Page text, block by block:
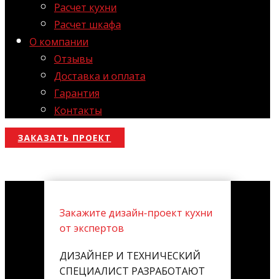
Расчет кухни
Расчет шкафа
О компании
Отзывы
Доставка и оплата
Гарантия
Контакты
ЗАКАЗАТЬ ПРОЕКТ
Закажите дизайн-проект кухни
от экспертов
ДИЗАЙНЕР И ТЕХНИЧЕСКИЙ
СПЕЦИАЛИСТ РАЗРАБОТАЮТ